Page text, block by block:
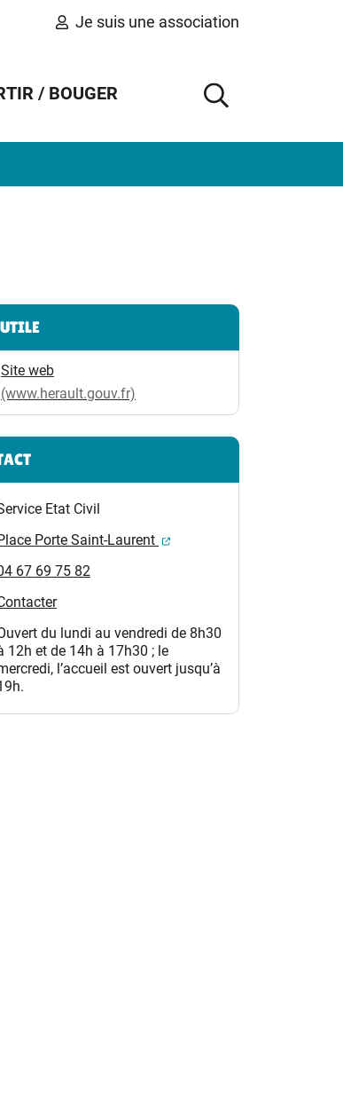
Je suis une association
/ BOUGER
AFFICHER
complémentaires
Site web
(www.herault.gouv.fr)
Etat Civil
Porte Saint-Laurent
(ouverture dans un nouvel
67 69 75 82
du lundi au vendredi de 8h30
12h et de 14h à 17h30 ; le
l’accueil est ouvert jusqu’à